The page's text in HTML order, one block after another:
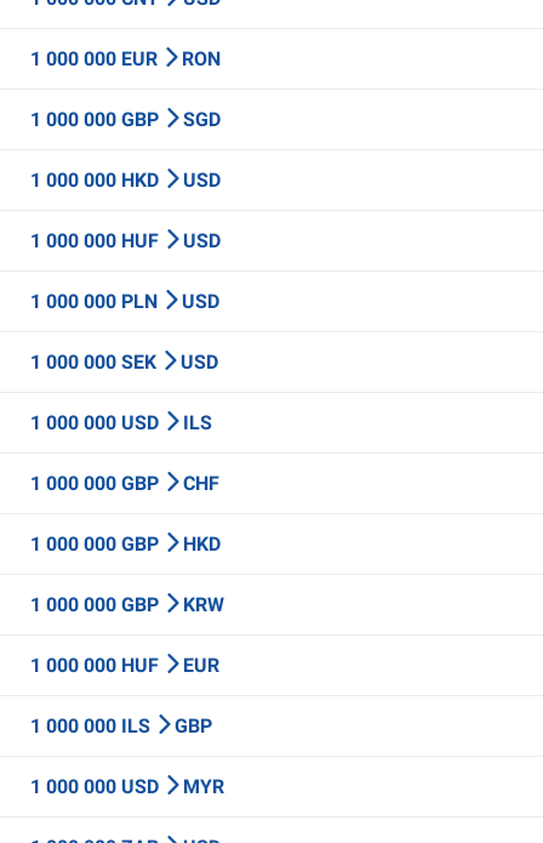
1 000 000 EUR RON
1 000 000 GBP SGD
1 000 000 HKD USD
1 000 000 HUF USD
1 000 000 PLN USD
1 000 000 SEK USD
1 000 000 USD ILS
1 000 000 GBP CHF
1 000 000 GBP HKD
1 000 000 GBP KRW
1 000 000 HUF EUR
1 000 000 ILS GBP
1 000 000 USD MYR